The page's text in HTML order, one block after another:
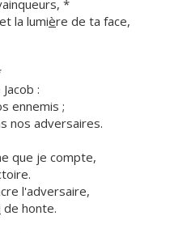
*
la lumière de ta face,
:
ennemis ;
nos adversaires.
que je compte,
l'adversaire,
de honte.